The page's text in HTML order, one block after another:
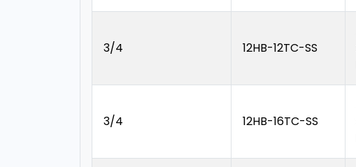
3/4 12HB-12TC-SS
3/4 12HB-16TC-SS